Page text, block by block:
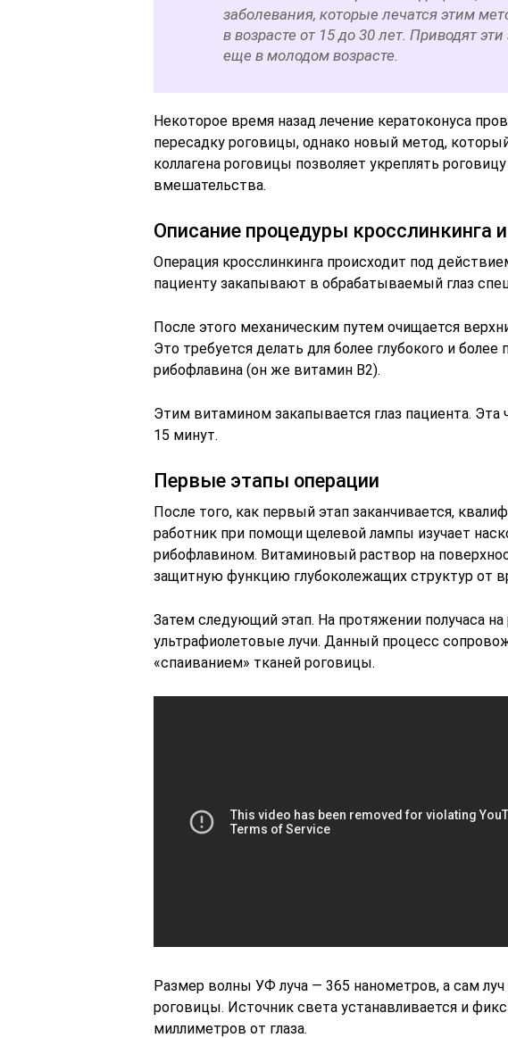
заболевания, которые лечатся этим
в возрасте от 15 до 30 лет. Приводят
еще в молодом возрасте.
Некоторое время назад лечение кератоконуса
пересадку роговицы, однако новый метод,
коллагена роговицы позволяет укреплять
вмешательства.
Описание процедуры кросслинкинга
Операция кросслинкинга происходит под
пациенту закапывают в обрабатываемый глаз
После этого механическим путем очищается
Это требуется делать для более глубокого и
рибофлавина (он же витамин В2).
Этим витамином закапывается глаз пациента. Эта
15 минут.
Первые этапы операции
После того, как первый этап заканчивается,
работник при помощи щелевой лампы изучает
рибофлавином. Витаминовый раствор на
защитную функцию глубоколежащих структур от
Затем следующий этап. На протяжении получаса на
ультрафиолетовые лучи. Данный процесс
«спаиванием» тканей роговицы.
Размер волны УФ луча — 365 нанометров, а сам
роговицы. Источник света устанавливается и
миллиметров от глаза.